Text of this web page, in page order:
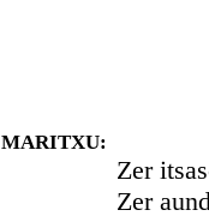
MARITXU:
Zer itsaso
Zer